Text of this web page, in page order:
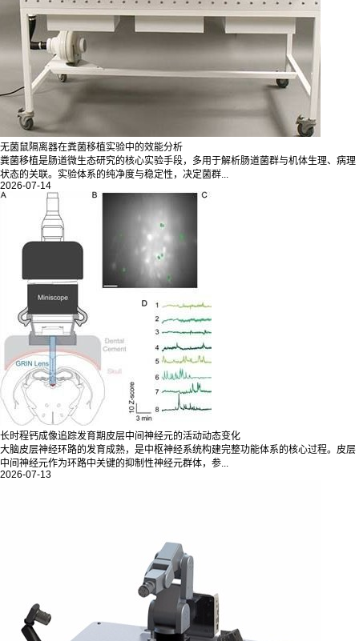
无菌鼠隔离器在粪菌移植实验中的效能分析
粪菌移植是肠道微生态研究的核心实验手段，多用于解析肠道菌群与机体生理、病理
状态的关联。实验体系的纯净度与稳定性，决定菌群...
2026-07-14
长时程钙成像追踪发育期皮层中间神经元的活动动态变化
大脑皮层神经环路的发育成熟，是中枢神经系统构建完整功能体系的核心过程。皮层
中间神经元作为环路中关键的抑制性神经元群体，参...
2026-07-13